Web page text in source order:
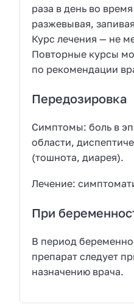
раза в день во
разжевывая,
Курс лечения — не
Повторные курсы
по рекомендации
Передозировка
Симптомы: боль в
области,
(тошнота, диарея).
Лечение:
При
В период
препарат следует
назначению врача.